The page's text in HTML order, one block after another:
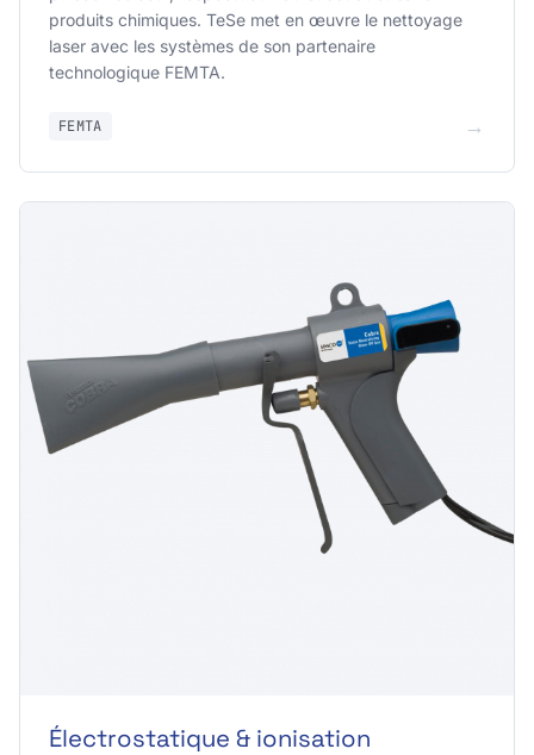
produits chimiques. TeSe met en œuvre le nettoyage
laser avec les systèmes de son partenaire
technologique FEMTA.
FEMTA →
Électrostatique & ionisation